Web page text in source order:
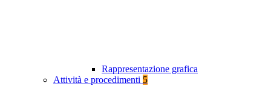
Rappresentazione grafica
Attività e procedimenti 5